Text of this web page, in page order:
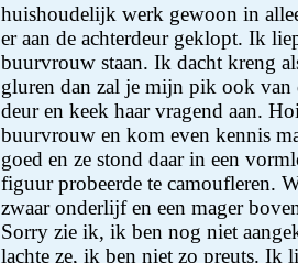
huishoudelijk werk gewoon in
er aan de achterdeur geklopt. Ik
buurvrouw staan. Ik dacht kreng
gluren dan zal je mijn pik ook
deur en keek haar vragend aan.
buurvrouw en kom even kennis
goed en ze stond daar in een
figuur probeerde te camoufleren.
zwaar onderlijf en een mager
Sorry zie ik, ik ben nog niet
lachte ze, ik ben niet zo preuts. Ik